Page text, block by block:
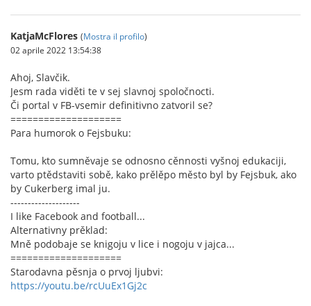
KatjaMcFlores (Mostra il profilo)
02 aprile 2022 13:54:38
Ahoj, Slavčik.
Jesm rada viděti te v sej slavnoj spoločnocti.
Či portal v FB-vsemir definitivno zatvoril se?
====================
Para humorok o Fejsbuku:
Tomu, kto sumněvaje se odnosno cěnnosti vyšnoj edukaciji,
varto ptědstaviti sobě, kako prělěpo město byl by Fejsbuk, ako
by Cukerberg imal ju.
--------------------
I like Facebook and football...
Alternativny prěklad:
Mně podobaje se knigoju v lice i nogoju v jajca...
====================
Starodavna pěsnja o prvoj ljubvi:
https://youtu.be/rcUuEx1Gj2c